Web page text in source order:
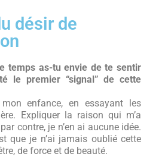
désir de
temps as-tu envie de te sentir
le premier “signal” de cette
enfance, en essayant les
Expliquer la raison qui m’a
contre, je n’en ai aucune idée.
que je n’ai jamais oublié cette
de force et de beauté.